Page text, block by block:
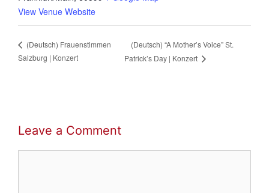
View Venue Website
(Deutsch) Frauenstimmen
Salzburg | Konzert
(Deutsch) “A Mother’s Voice” St.
Patrick’s Day | Konzert
Leave a Comment